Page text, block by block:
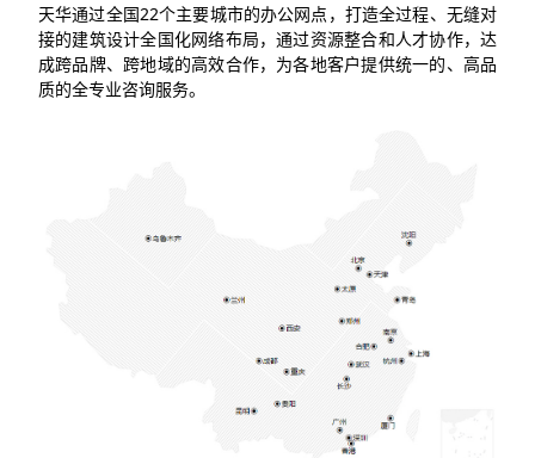
天华通过全国22个主要城市的办公网点，打造全过程、无缝对
接的建筑设计全国化网络布局，通过资源整合和人才协作，达
成跨品牌、跨地域的高效合作，为各地客户提供统一的、高品
质的全专业咨询服务。